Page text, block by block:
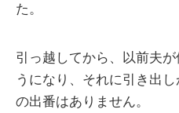
た。
引っ越してから、以前夫
うになり、それに引き出
の出番はありません。